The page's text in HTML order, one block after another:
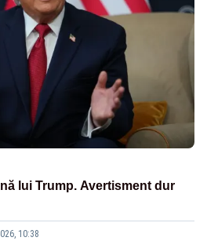
lui Trump. Avertisment dur
10:38